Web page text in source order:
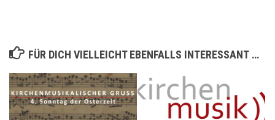
FÜR DICH VIELLEICHT EBENFALLS INTERESSANT …